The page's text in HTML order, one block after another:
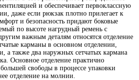
и обеспечивает первоклассную
даже если рюкзак плотно прилегает к
и безопасность придают боковые
по высоте нагрудный ремень с
важным деталям относятся отделение
карманы в основном отделении,
а также два наружных сетчатых кармана
Основное отделение практично
свободы в процессе упаковки
отделение на молнии.